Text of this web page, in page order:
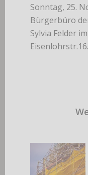
Sonntag, 25.
Bürgerbüro
Sylvia Felder